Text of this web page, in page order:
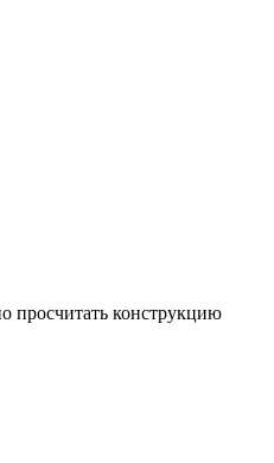
просчитать конструкцию